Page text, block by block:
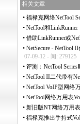
相关文章
• 福禄克网络NetTool
• NetTool和
• 借助LinkRunner或
• NetSecure -
07-09-12 - 阅: 279125
• 评测：NetTool
• NetTool II二代带有
• NetTool VoIP型网络
• NetTool网络万用表
• 新旧版NT网络万用
• 福禄克推出手持式